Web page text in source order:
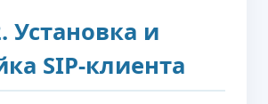
Установка и
SIP-клиента